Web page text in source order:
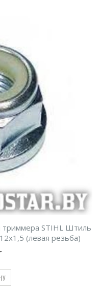
триммера STIHL Штиль
(левая резьба)